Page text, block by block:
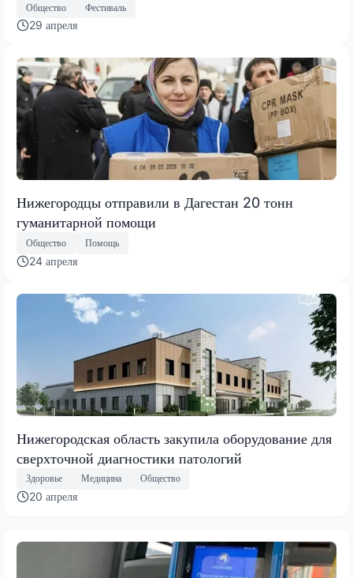
Общество Фестиваль
29 апреля
Нижегородцы отправили в Дагестан 20 тонн
гуманитарной помощи
Общество Помощь
24 апреля
Нижегородская область закупила оборудование для
сверхточной диагностики патологий
Здоровье Медицина Общество
20 апреля